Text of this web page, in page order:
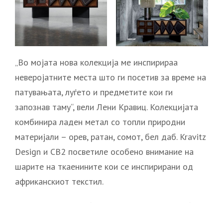
„Во мојата нова колекција ме инспирираа
неверојатните места што ги посетив за време на
патувањата, луѓето и предметите кои ги
запознав таму“, вели Лени Кравиц. Колекцијата
комбинира ладен метал со топли природни
материјали – орев, ратан, сомот, бел даб. Kravitz
Design и CB2 посветиле особено внимание на
шарите на ткаенините кои се инспирирани од
африканскиот текстил.